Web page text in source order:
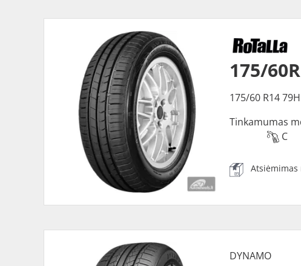
175/
175/60 R14 79H
Tinkamumas
C
DYNAMO